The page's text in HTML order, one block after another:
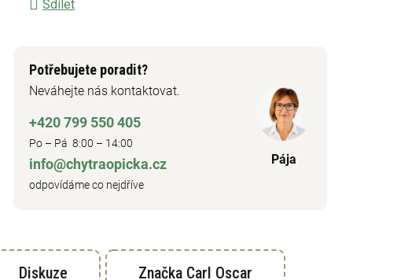
Sdílet
Potřebujete poradit?
Neváhejte nás kontaktovat.
+420 799 550 405
Po – Pá 8:00 – 14:00
info@chytraopicka.cz
odpovídáme co nejdříve
Pája
Diskuze ZnačkaCarl Oscar